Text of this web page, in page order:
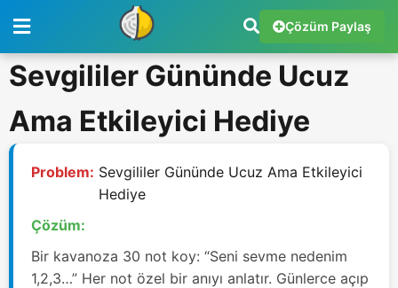
Çözüm Paylaş
Sevgililer Gününde Ucuz
Ama Etkileyici Hediye
Problem: Sevgililer Gününde Ucuz Ama Etkileyici
Hediye
Çözüm:
Bir kavanoza 30 not koy: “Seni sevme nedenim
1,2,3…” Her not özel bir anıyı anlatır. Günlerce açıp